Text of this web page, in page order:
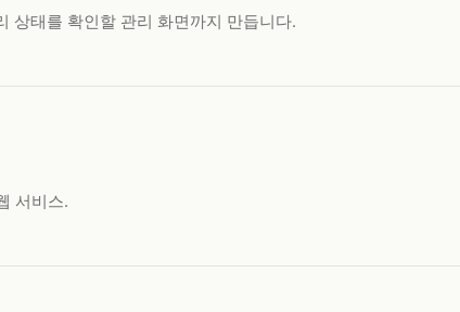
상태를 확인할 관리 화면까지 만듭니다.
서비스.